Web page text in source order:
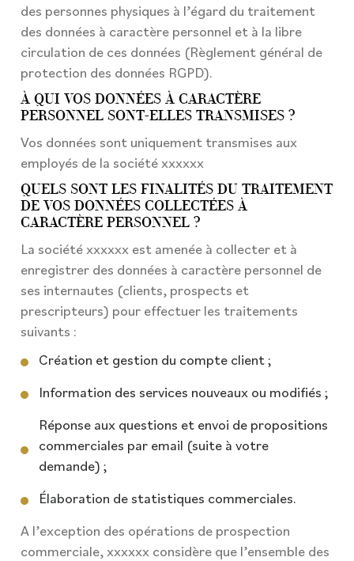
des personnes physiques à l’égard du traitement
des données à caractère personnel et à la libre
circulation de ces données (Règlement général de
protection des données RGPD).
À QUI VOS DONNÉES À CARACTÈRE
PERSONNEL SONT-ELLES TRANSMISES ?
Vos données sont uniquement transmises aux
employés de la société xxxxxx
QUELS SONT LES FINALITÉS DU TRAITEMENT
DE VOS DONNÉES COLLECTÉES À
CARACTÈRE PERSONNEL ?
La société xxxxxx est amenée à collecter et à
enregistrer des données à caractère personnel de
ses internautes (clients, prospects et
prescripteurs) pour effectuer les traitements
suivants :
Création et gestion du compte client ;
Information des services nouveaux ou modifiés ;
Réponse aux questions et envoi de propositions
commerciales par email (suite à votre
demande) ;
Élaboration de statistiques commerciales.
A l’exception des opérations de prospection
commerciale, xxxxxx considère que l’ensemble des